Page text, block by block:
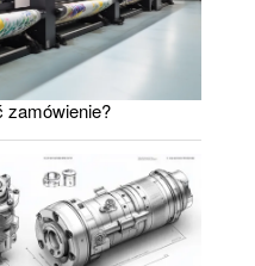
zamówienie?